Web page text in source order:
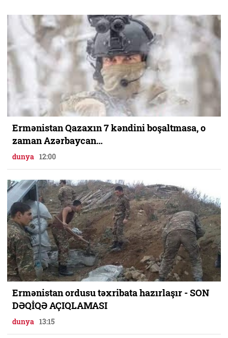
Ermənistan Qazaxın 7 kəndini boşaltmasa, o
zaman Azərbaycan…
dunya 12:00
Ermənistan ordusu təxribata hazırlaşır - SON
DƏQİQƏ AÇIQLAMASI
dunya 13:15